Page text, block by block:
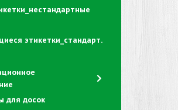
этикетки_стандарт.
для досок